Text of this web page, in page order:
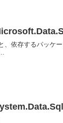
依存するパッケ